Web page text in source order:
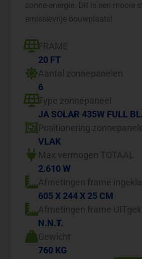
zonne-energie. Dit is een mooie
emissievrije bouwplaats!
FRAME
20 FT
Aantal zonnepanelen
6
Type zonnepaneel
JA SOLAR 435W FULL
Positionering
VLAK
Max vermogen TOTAAL
2.610 W
Afmetingen frame
605 X 244 X 25 CM
Afmetingen frame
N.N.T.
Gewicht
760 KG